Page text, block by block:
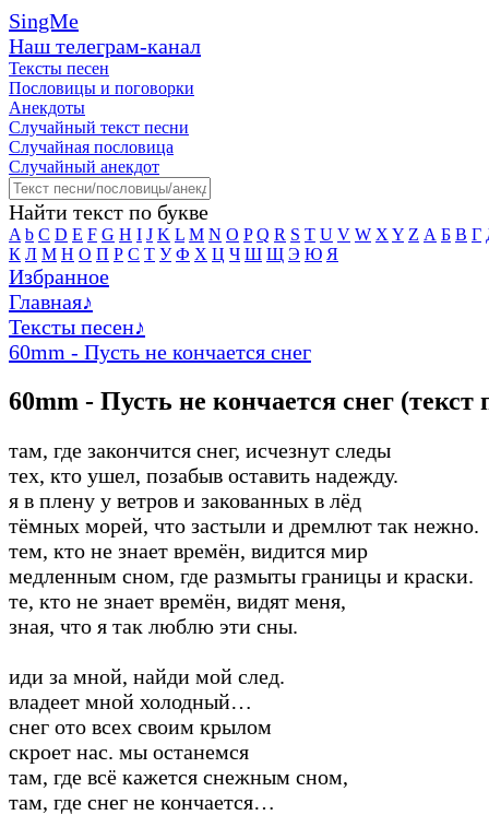
SingMe
Наш телеграм-канал
Тексты песен
Пословицы и поговорки
Анекдоты
Случайный текст песни
Случайная пословица
Случайный анекдот
Найти текст по букве
A b C D E F G H I J K L M N O P Q R S T U V W X Y Z А Б В Г
К Л М Н О П Р С Т У Ф Х Ц Ч Ш Щ Э Ю Я
Избранное
Главная♪
Тексты песен♪
60mm - Пусть не кончается снег
60mm - Пусть не кончается снег (текст
там, где закончится снег, исчезнут следы
тех, кто ушел, позабыв оставить надежду.
я в плену у ветров и закованных в лёд
тёмных морей, что застыли и дремлют так нежно.
тем, кто не знает времён, видится мир
медленным сном, где размыты границы и краски.
те, кто не знает времён, видят меня,
зная, что я так люблю эти сны.
иди за мной, найди мой след.
владеет мной холодный…
снег ото всех своим крылом
скроет нас. мы останемся
там, где всё кажется снежным сном,
там, где снег не кончается…